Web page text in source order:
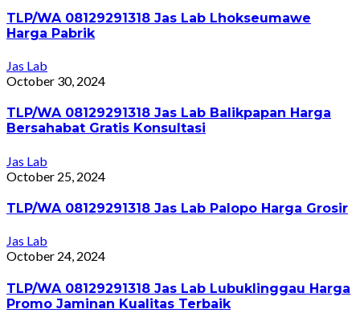
TLP/WA 08129291318 Jas Lab Lhokseumawe
Harga Pabrik
Jas Lab
October 30, 2024
TLP/WA 08129291318 Jas Lab Balikpapan Harga
Bersahabat Gratis Konsultasi
Jas Lab
October 25, 2024
TLP/WA 08129291318 Jas Lab Palopo Harga Grosir
Jas Lab
October 24, 2024
TLP/WA 08129291318 Jas Lab Lubuklinggau Harga
Promo Jaminan Kualitas Terbaik